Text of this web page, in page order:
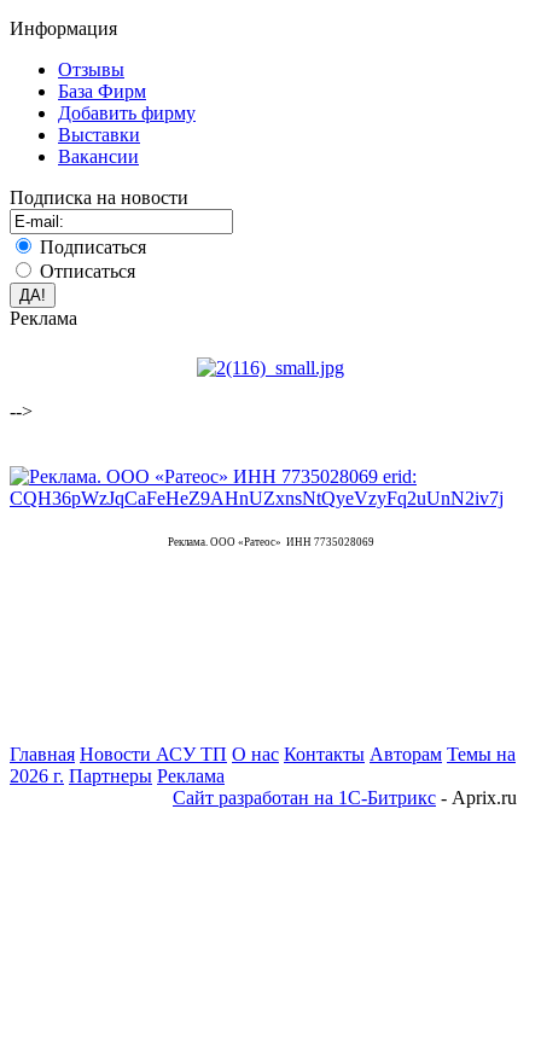
Информация
Отзывы
База Фирм
Добавить фирму
Выставки
Вакансии
Подписка на новости
Подписаться
Отписаться
Реклама
-->
Реклама. ООО «Ратеос» ИНН 7735028069
Главная Новости АСУ ТП О нас Контакты Авторам Темы на
2026 г. Партнеры Реклама
Сайт разработан на 1С-Битрикс - Aprix.ru